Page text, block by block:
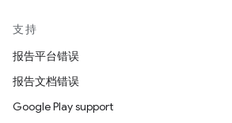
支持
报告平台错误
报告文档错误
Google Play support